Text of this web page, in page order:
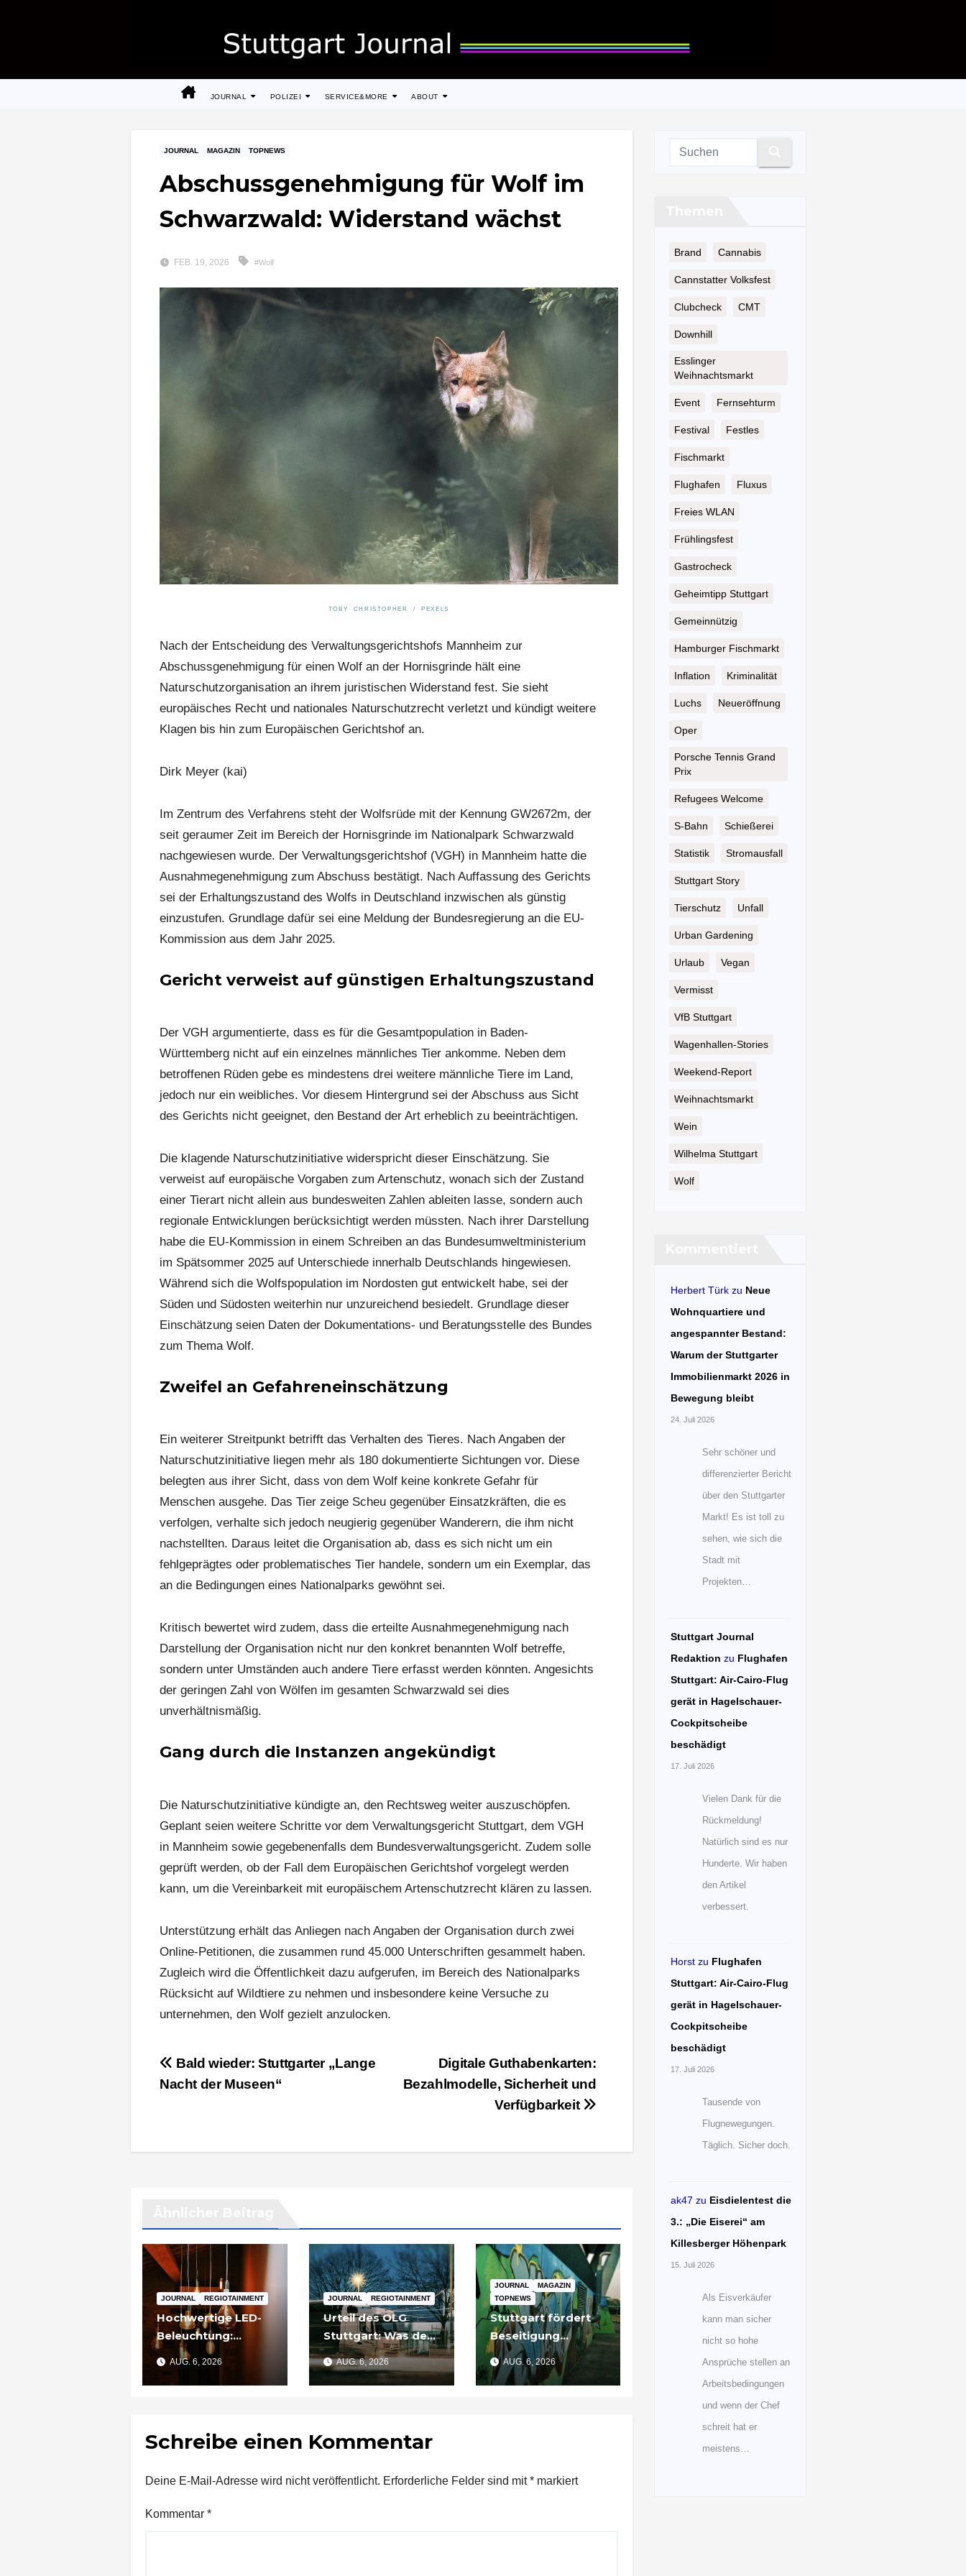
JOURNAL POLIZEI SERVICE&MORE ABOUT
JOURNAL MAGAZIN TOPNEWS
Abschussgenehmigung für Wolf im
Schwarzwald: Widerstand wächst
FEB. 19, 2026 #Wolf
TOBY CHRISTOPHER / PEXELS
Nach der Entscheidung des Verwaltungsgerichtshofs Mannheim zur
Abschussgenehmigung für einen Wolf an der Hornisgrinde hält eine
Naturschutzorganisation an ihrem juristischen Widerstand fest. Sie sieht
europäisches Recht und nationales Naturschutzrecht verletzt und kündigt weitere
Klagen bis hin zum Europäischen Gerichtshof an.
Dirk Meyer (kai)
Im Zentrum des Verfahrens steht der Wolfsrüde mit der Kennung GW2672m, der
seit geraumer Zeit im Bereich der Hornisgrinde im Nationalpark Schwarzwald
nachgewiesen wurde. Der Verwaltungsgerichtshof (VGH) in Mannheim hatte die
Ausnahmegenehmigung zum Abschuss bestätigt. Nach Auffassung des Gerichts
sei der Erhaltungszustand des Wolfs in Deutschland inzwischen als günstig
einzustufen. Grundlage dafür sei eine Meldung der Bundesregierung an die EU-
Kommission aus dem Jahr 2025.
Gericht verweist auf günstigen Erhaltungszustand
Der VGH argumentierte, dass es für die Gesamtpopulation in Baden-
Württemberg nicht auf ein einzelnes männliches Tier ankomme. Neben dem
betroffenen Rüden gebe es mindestens drei weitere männliche Tiere im Land,
jedoch nur ein weibliches. Vor diesem Hintergrund sei der Abschuss aus Sicht
des Gerichts nicht geeignet, den Bestand der Art erheblich zu beeinträchtigen.
Die klagende Naturschutzinitiative widerspricht dieser Einschätzung. Sie
verweist auf europäische Vorgaben zum Artenschutz, wonach sich der Zustand
einer Tierart nicht allein aus bundesweiten Zahlen ableiten lasse, sondern auch
regionale Entwicklungen berücksichtigt werden müssten. Nach ihrer Darstellung
habe die EU-Kommission in einem Schreiben an das Bundesumweltministerium
im Spätsommer 2025 auf Unterschiede innerhalb Deutschlands hingewiesen.
Während sich die Wolfspopulation im Nordosten gut entwickelt habe, sei der
Süden und Südosten weiterhin nur unzureichend besiedelt. Grundlage dieser
Einschätzung seien Daten der Dokumentations- und Beratungsstelle des Bundes
zum Thema Wolf.
Zweifel an Gefahreneinschätzung
Ein weiterer Streitpunkt betrifft das Verhalten des Tieres. Nach Angaben der
Naturschutzinitiative liegen mehr als 180 dokumentierte Sichtungen vor. Diese
belegten aus ihrer Sicht, dass von dem Wolf keine konkrete Gefahr für
Menschen ausgehe. Das Tier zeige Scheu gegenüber Einsatzkräften, die es
verfolgen, verhalte sich jedoch neugierig gegenüber Wanderern, die ihm nicht
nachstellten. Daraus leitet die Organisation ab, dass es sich nicht um ein
fehlgeprägtes oder problematisches Tier handele, sondern um ein Exemplar, das
an die Bedingungen eines Nationalparks gewöhnt sei.
Kritisch bewertet wird zudem, dass die erteilte Ausnahmegenehmigung nach
Darstellung der Organisation nicht nur den konkret benannten Wolf betreffe,
sondern unter Umständen auch andere Tiere erfasst werden könnten. Angesichts
der geringen Zahl von Wölfen im gesamten Schwarzwald sei dies
unverhältnismäßig.
Gang durch die Instanzen angekündigt
Die Naturschutzinitiative kündigte an, den Rechtsweg weiter auszuschöpfen.
Geplant seien weitere Schritte vor dem Verwaltungsgericht Stuttgart, dem VGH
in Mannheim sowie gegebenenfalls dem Bundesverwaltungsgericht. Zudem solle
geprüft werden, ob der Fall dem Europäischen Gerichtshof vorgelegt werden
kann, um die Vereinbarkeit mit europäischem Artenschutzrecht klären zu lassen.
Unterstützung erhält das Anliegen nach Angaben der Organisation durch zwei
Online-Petitionen, die zusammen rund 45.000 Unterschriften gesammelt haben.
Zugleich wird die Öffentlichkeit dazu aufgerufen, im Bereich des Nationalparks
Rücksicht auf Wildtiere zu nehmen und insbesondere keine Versuche zu
unternehmen, den Wolf gezielt anzulocken.
Beitragsnavigation
Digitale Guthabenkarten:
Bezahlmodelle, Sicherheit und
Verfügbarkeit
Bald wieder: Stuttgarter „Lange
Nacht der Museen“
JOURNAL REGIOTAINMENT
Hochwertige LED-
Beleuchtung:
Warum sich
Qualität nach zwei
Jahren rechnet
AUG. 6, 2026
JOURNAL REGIOTAINMENT
Urteil des OLG
Stuttgart: Was der
Fall um die
Umgehung von
Russland-
bedeutet
AUG. 6, 2026
JOURNAL
MAGAZIN
TOPNEWS
Stuttgart fördert
Beseitigung
illegaler Graffiti an
privaten Gebäuden
– Zuschüsse bis
AUG. 6, 2026
Schreibe einen Kommentar
Deine E-Mail-Adresse wird nicht veröffentlicht. Erforderliche Felder sind mit* markiert
Kommentar *
Brand Cannabis
Cannstatter Volksfest
Clubcheck CMT
Downhill
Esslinger
Weihnachtsmarkt
Event Fernsehturm
Festival Festles
Fischmarkt
Flughafen Fluxus
Freies WLAN
Frühlingsfest
Gastrocheck
Geheimtipp Stuttgart
Gemeinnützig
Hamburger Fischmarkt
Inflation Kriminalität
Luchs Neueröffnung
Oper
Porsche Tennis Grand
Prix
Refugees Welcome
S-Bahn Schießerei
Statistik Stromausfall
Stuttgart Story
Tierschutz Unfall
Urban Gardening
Urlaub Vegan
Vermisst
VfB Stuttgart
Wagenhallen-Stories
Weekend-Report
Weihnachtsmarkt
Wein
Wilhelma Stuttgart
Wolf
Herbert Türkzu Neue
Wohnquartiere und
angespannter Bestand:
Warum der Stuttgarter
Immobilienmarkt 2026 in
Bewegung bleibt
24. Juli 2026
Sehr schöner und
differenzierter Bericht
über den Stuttgarter
Markt! Es ist toll zu
sehen, wie sich die
Stadt mit
Projekten…
Stuttgart Journal
Redaktion zu Flughafen
Stuttgart: Air-Cairo-Flug
gerät in Hagelschauer-
Cockpitscheibe
beschädigt
17. Juli 2026
Vielen Dank für die
Rückmeldung!
Natürlich sind es nur
Hunderte. Wir haben
den Artikel
verbessert.
Horstzu Flughafen
Stuttgart: Air-Cairo-Flug
gerät in Hagelschauer-
Cockpitscheibe
beschädigt
17. Juli 2026
Tausende von
Flugnewegungen.
Täglich. Sicher doch.
ak47 zu Eisdielentest die
3.: „Die Eiserei“ am
Killesberger Höhenpark
15. Juli 2026
Als Eisverkäufer
kann man sicher
nicht so hohe
Ansprüche stellen an
Arbeitsbedingungen
und wenn der Chef
schreit hat er
meistens…